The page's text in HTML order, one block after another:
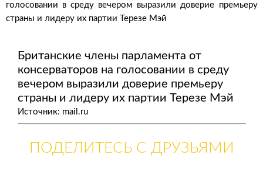
голосовании в среду вечером выразили доверие премьеру
страны и лидеру их партии Терезе Мэй
Британские члены парламента от
консерваторов на голосовании в среду
вечером выразили доверие премьеру
страны и лидеру их партии Терезе Мэй
Источник: mail.ru
ПОДЕЛИТЕСЬ С ДРУЗЬЯМИ